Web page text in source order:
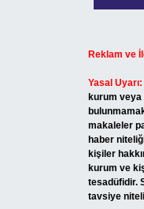
Reklam ve
Yasal Uyarı:
kurum veya
makaleler
haber
kişiler
kurum ve
tesadüfidir.
tavsiye